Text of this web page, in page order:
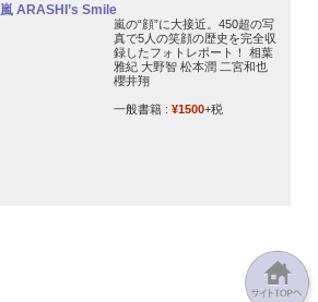
嵐 ARASHI’s Smile
嵐の“顔”に大接近。450超の写
真で5人の笑顔の歴史を完全収
録したフォトレポート！ 相葉
雅紀 大野智 松本潤 二宮和也
櫻井翔
一般書籍 : ¥1500+税